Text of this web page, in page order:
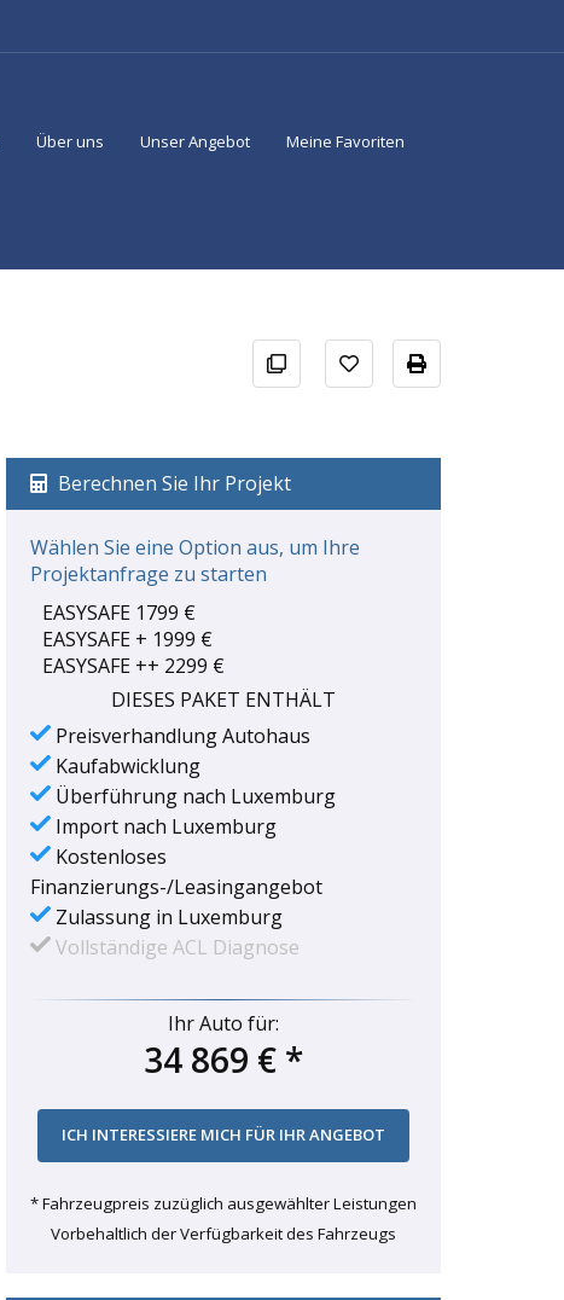
Über uns Unser Angebot Meine Favoriten
Berechnen Sie Ihr Projekt
Wählen Sie eine Option aus, um Ihre
Projektanfrage zu starten
EASYSAFE 1799 €
EASYSAFE + 1999 €
EASYSAFE ++ 2299 €
DIESES PAKET ENTHÄLT
Preisverhandlung Autohaus
Kaufabwicklung
Überführung nach Luxemburg
Import nach Luxemburg
Kostenloses
Finanzierungs-/Leasingangebot
Zulassung in Luxemburg
Vollständige ACL Diagnose
Ihr Auto für:
34 869 € *
* Fahrzeugpreis zuzüglich ausgewählter Leistungen
Vorbehaltlich der Verfügbarkeit des Fahrzeugs